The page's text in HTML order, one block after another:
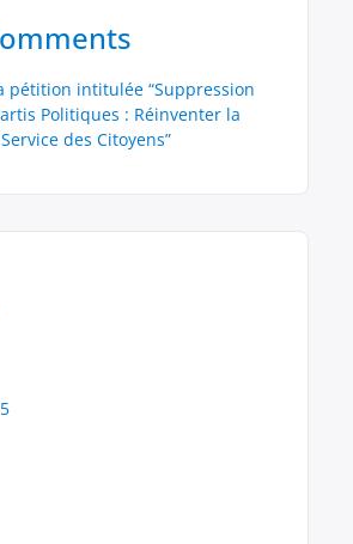
pétition intitulée “Suppression
Politiques : Réinventer la
des Citoyens”